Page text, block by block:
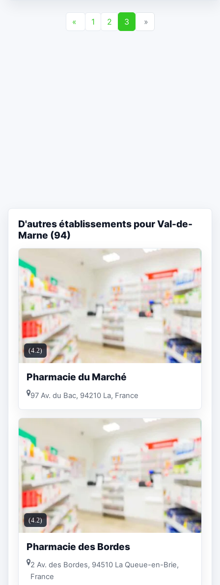
« 1 2 3 »
D'autres établissements pour Val-de-
Marne (94)
(4.2)
Pharmacie du Marché
97 Av. du Bac, 94210 La, France
(4.2)
Pharmacie des Bordes
2 Av. des Bordes, 94510 La Queue-en-Brie,
France